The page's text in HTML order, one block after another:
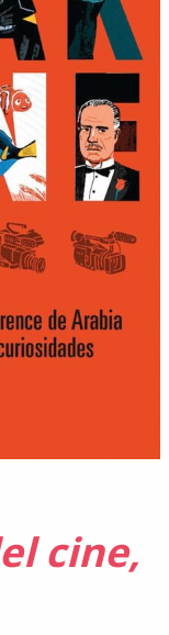
cine,